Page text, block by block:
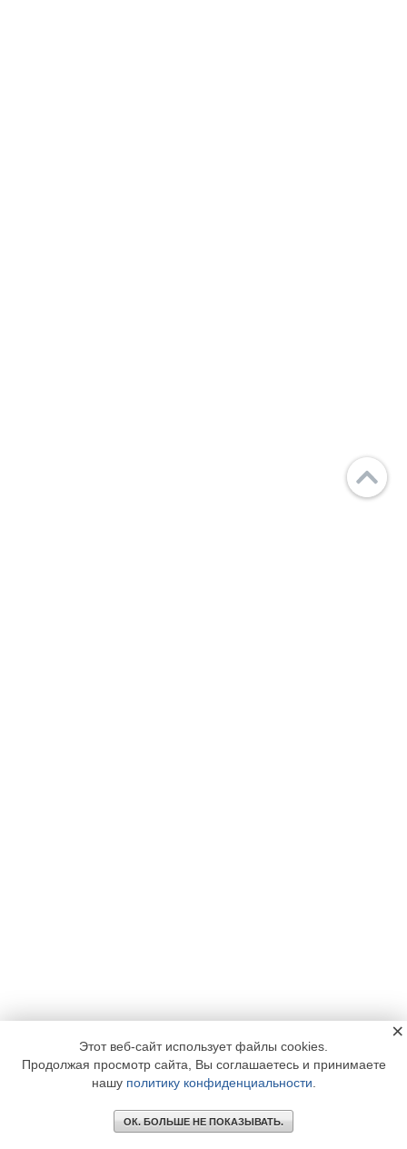
Этот веб-сайт использует файлы cookies.
Продолжая просмотр сайта, Вы соглашаетесь и принимаете
нашу политику конфиденциальности
ОК. БОЛЬШЕ НЕ ПОКАЗЫВАТЬ.
×